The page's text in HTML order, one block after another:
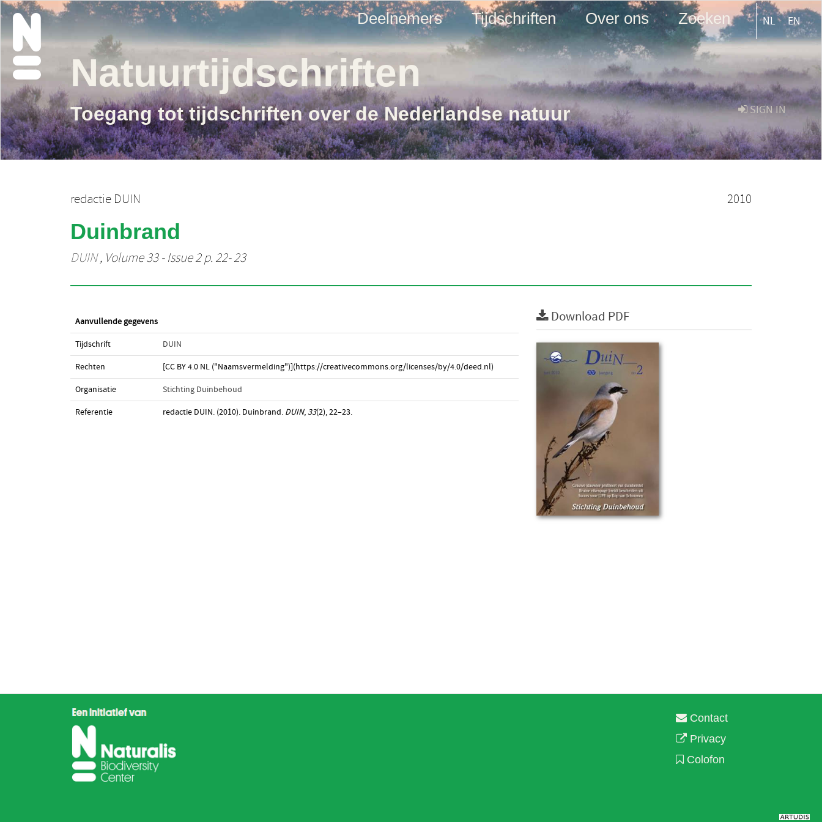
Deelnemers Tijdschriften Over ons Zoeken NL EN
SIGN IN
Natuurtijdschriften
Toegang tot tijdschriften over de Nederlandse natuur
redactie DUIN 2010
Duinbrand
DUIN, Volume 33 - Issue 2 p. 22- 23
Aanvullende gegevens
Tijdschrift DUIN
Rechten [CC BY 4.0 NL ("Naamsvermelding")](https://creativecommons.org/licenses/by/4.0/deed.nl)
Organisatie Stichting Duinbehoud
Referentie redactie DUIN. (2010). Duinbrand. DUIN, 33(2), 22–23.
Download PDF
Contact
Privacy
Colofon